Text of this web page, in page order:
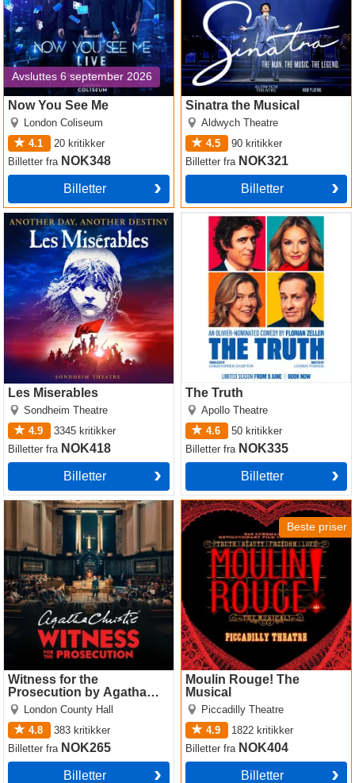
Avsluttes 6 september 2026
Now You See Me
London Coliseum
4.1
20 kritikker
Billetterfra NOK348
Billetter
Sinatra the Musical
Aldwych Theatre
4.5
90 kritikker
Billetterfra NOK321
Billetter
Les Miserables
Sondheim Theatre
4.9
3345 kritikker
Billetterfra NOK418
Billetter
Les Miserables
The Truth
Apollo Theatre
4.6
50 kritikker
Billetterfra NOK335
Billetter
The Truth
Witness for the
Prosecution by Agatha
Christie
London County Hall
4.8
383 kritikker
Billetterfra NOK265
Billetter
Witness for the Prosecution
by Agatha Christie
Beste priser
Moulin Rouge! The
Musical
Piccadilly Theatre
4.9
1822 kritikker
Billetterfra NOK404
Billetter
Moulin Rouge! The Musical